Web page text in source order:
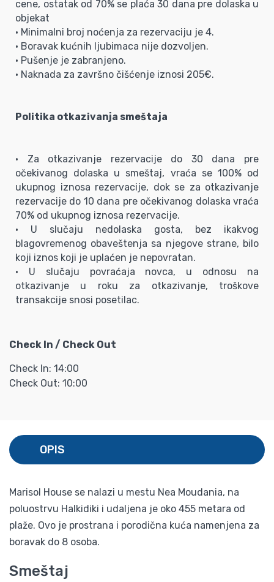
cene, ostatak od 70% se plaća 30 dana pre dolaska u
objekat
• Minimalni broj noćenja za rezervaciju je 4.
• Boravak kućnih ljubimaca nije dozvoljen.
• Pušenje je zabranjeno.
• Naknada za završno čišćenje iznosi 205€.
Politika otkazivanja smeštaja
• Za otkazivanje rezervacije do 30 dana pre
očekivanog dolaska u smeštaj, vraća se 100% od
ukupnog iznosa rezervacije, dok se za otkazivanje
rezervacije do 10 dana pre očekivanog dolaska vraća
70% od ukupnog iznosa rezervacije.
• U slučaju nedolaska gosta, bez ikakvog
blagovremenog obaveštenja sa njegove strane, bilo
koji iznos koji je uplaćen je nepovratan.
• U slučaju povraćaja novca, u odnosu na
otkazivanje u roku za otkazivanje, troškove
transakcije snosi posetilac.
Check In / Check Out
Check In: 14:00
Check Out: 10:00
OPIS
Marisol House se nalazi u mestu Nea Moudania, na
poluostrvu Halkidiki i udaljena je oko 455 metara od
plaže. Ovo je prostrana i porodična kuća namenjena za
boravak do 8 osoba.
Smeštaj